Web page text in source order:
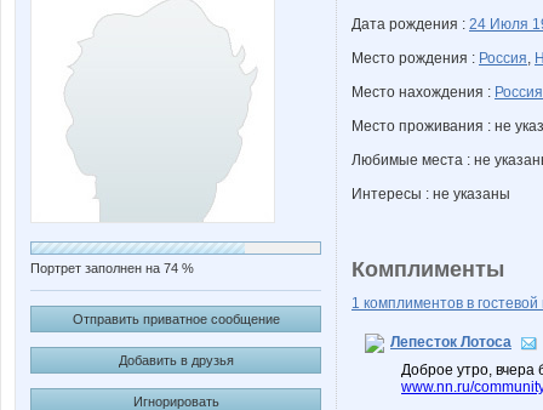
Портрет заполнен на 74 %
Отправить приватное сообщение
Добавить в друзья
Игнорировать
Дата рождения : 24 Июля
Место рождения : Россия,
Место нахождения : Россия
Место проживания : не
Любимые места : не
Интересы : не указаны
Комплименты
1 комплиментов в гостевой
Лепесток Лотоса
Доброе утро,
www.nn.ru/